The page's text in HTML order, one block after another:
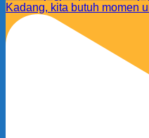
Kadang, kita butuh momen